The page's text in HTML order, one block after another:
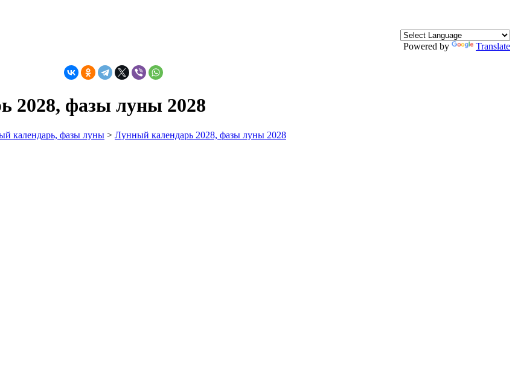
Powered by Translate
2028, фазы луны 2028
календарь, фазы луны > Лунный календарь 2028, фазы луны 2028